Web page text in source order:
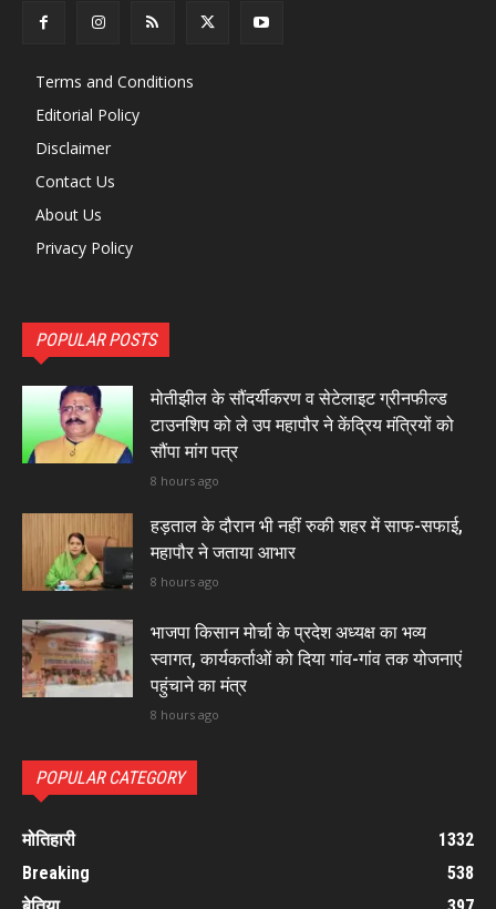
Terms and Conditions
Editorial Policy
Disclaimer
Contact Us
About Us
Privacy Policy
POPULAR POSTS
मोतीझील के सौंदर्यीकरण व सेटेलाइट ग्रीनफील्ड
टाउनशिप को ले उप महापौर ने केंद्रिय मंत्रियों को
सौंपा मांग पत्र
8 hours ago
हड़ताल के दौरान भी नहीं रुकी शहर में साफ-सफाई,
महापौर ने जताया आभार
8 hours ago
भाजपा किसान मोर्चा के प्रदेश अध्यक्ष का भव्य
स्वागत, कार्यकर्ताओं को दिया गांव-गांव तक योजनाएं
पहुंचाने का मंत्र
8 hours ago
POPULAR CATEGORY
मोतिहारी
1332
Breaking
538